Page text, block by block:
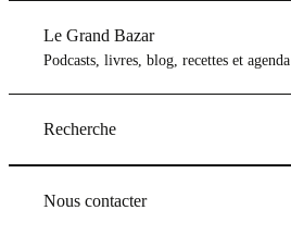
Le Grand Bazar
Podcasts, livres, blog, recettes et agenda
Recherche
Nous contacter